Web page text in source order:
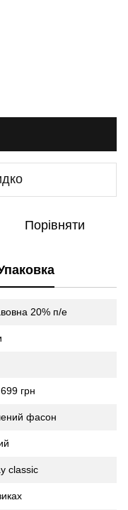
Порівняти
20% п/е
грн
фасон
classic